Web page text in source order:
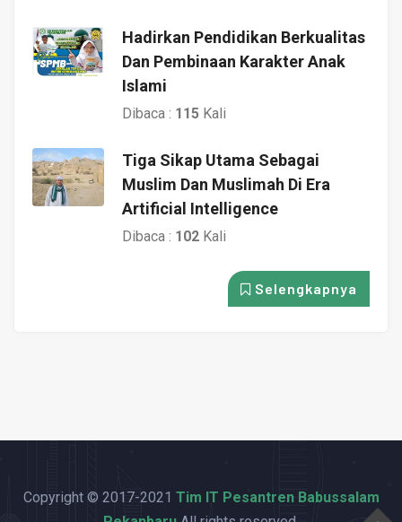
Hadirkan Pendidikan Berkualitas
Dan Pembinaan Karakter Anak
Islami
Dibaca : 115 Kali
Tiga Sikap Utama Sebagai
Muslim Dan Muslimah Di Era
Artificial Intelligence
Dibaca : 102 Kali
Selengkapnya
Copyright © 2017-2021 Tim IT Pesantren Babussalam